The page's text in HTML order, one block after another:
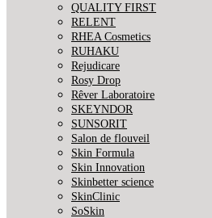
QUALITY FIRST
RELENT
RHEA Cosmetics
RUHAKU
Rejudicare
Rosy Drop
Rêver Laboratoire
SKEYNDOR
SUNSORIT
Salon de flouveil
Skin Formula
Skin Innovation
Skinbetter science
SkinСlinic
SoSkin